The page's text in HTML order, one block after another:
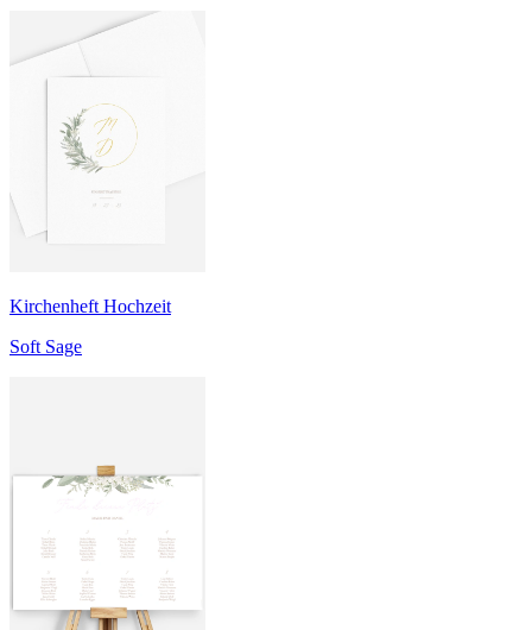
Kirchenheft Hochzeit
Soft Sage